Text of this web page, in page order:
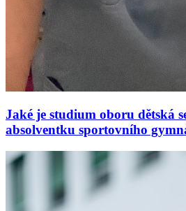
Jaké je studium oboru dětská
absolventku sportovního